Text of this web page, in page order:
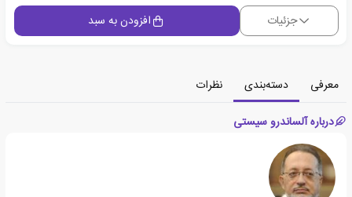
جزئیات افزودن به سبد
معرفی دسته‌بندی
نظرات
درباره آلساندرو سیستی